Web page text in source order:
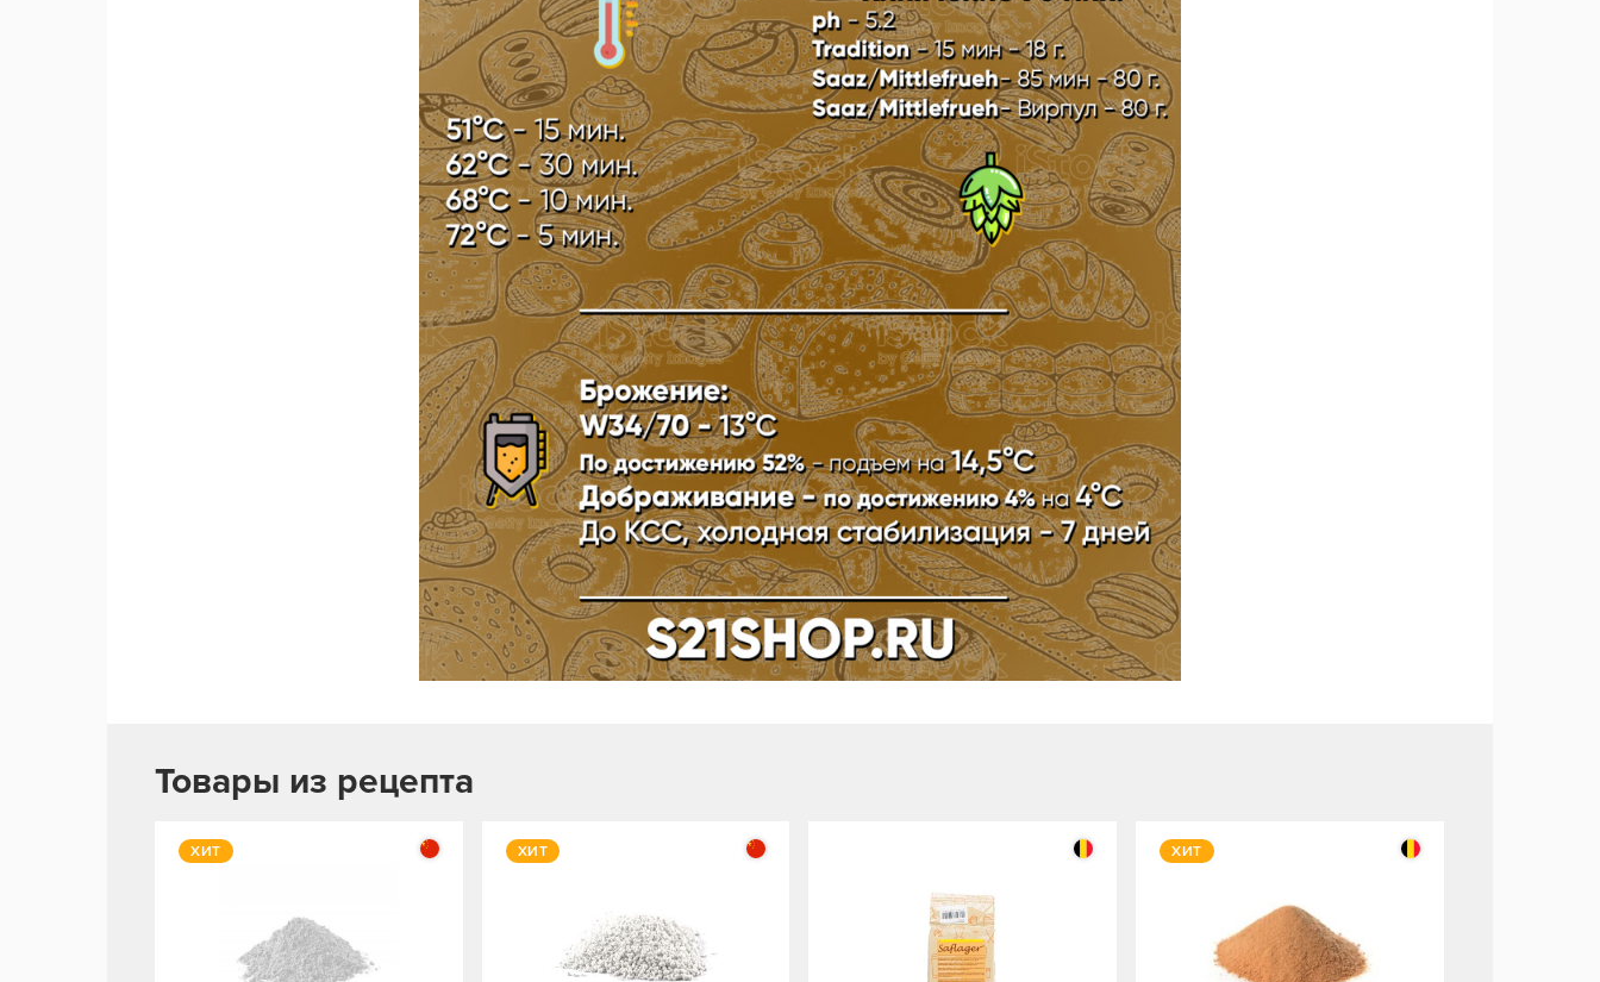
Товары из рецепта
ХИТ ХИТ ХИТ